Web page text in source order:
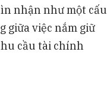
nhận như một cấu
giữa việc nắm giữ
cầu tài chính